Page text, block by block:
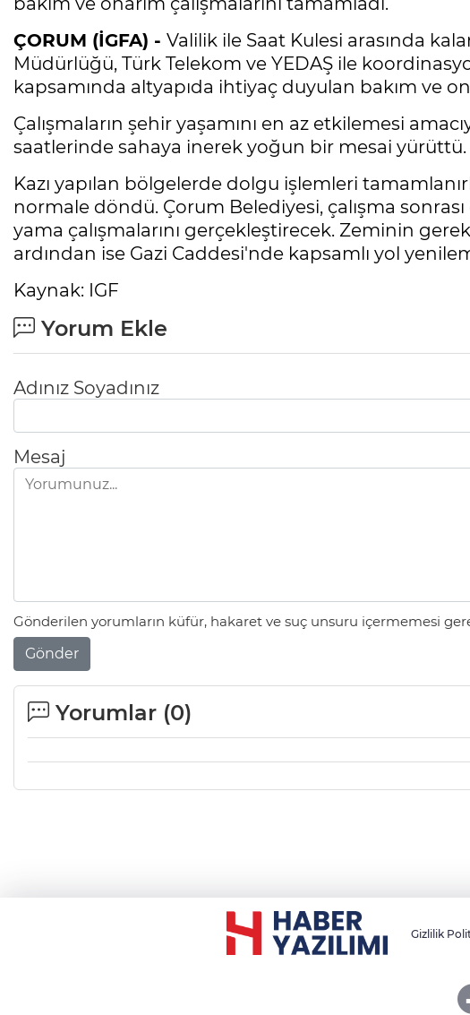
ÇORUM (İGFA) - Valilik ile Saat Kulesi arasında
Müdürlüğü, Türk Telekom ve YEDAŞ ile
kapsamında altyapıda ihtiyaç duyulan bakım ve
Çalışmaların şehir yaşamını en az etkilemesi
saatlerinde sahaya inerek yoğun bir mesai yürüttü.
Kazı yapılan bölgelerde dolgu işlemleri
normale döndü. Çorum Belediyesi, çalışma
yama çalışmalarını gerçekleştirecek. Zeminin
ardından ise Gazi Caddesi'nde kapsamlı yol
Kaynak: IGF
Yorum Ekle
Adınız Soyadınız
Mesaj
Gönderilen yorumların küfür, hakaret ve suç unsuru içermemesi
Gönder
Yorumlar (0)
Gizlilik